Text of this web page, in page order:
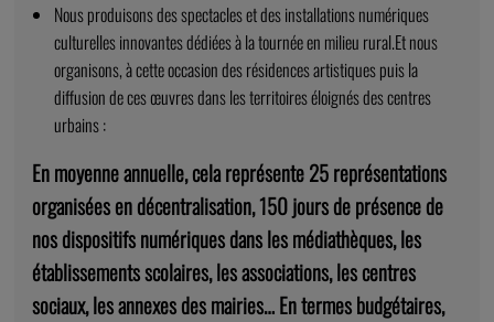
Nous produisons des spectacles et des installations numériques
culturelles innovantes dédiées à la tournée en milieu rural.Et nous
organisons, à cette occasion des résidences artistiques puis la
diffusion de ces œuvres dans les territoires éloignés des centres
urbains :
En moyenne annuelle, cela représente 25 représentations
organisées en décentralisation, 150 jours de présence de
nos dispositifs numériques dans les médiathèques, les
établissements scolaires, les associations, les centres
sociaux, les annexes des mairies… En termes budgétaires,